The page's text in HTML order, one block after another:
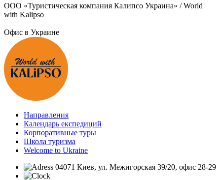
ООО «Туристическая компания Калипсо Украина» / World
with Kalipso
Офис в Украине
Направления
Календарь експедиций
Корпоративные туры
Школа туризма
Welcome to Ukraine
04071 Киев, ул. Межигорская 39/20, офис 28-29